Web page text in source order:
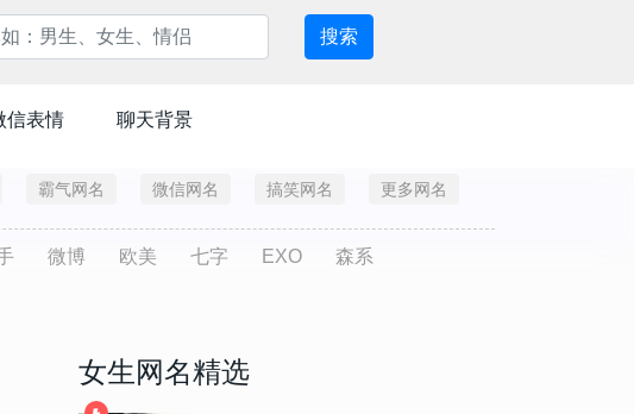
搜索
信表情 聊天背景
霸气网名 微信网名 搞笑网名 更多网名
微博 欧美 七字 EXO 森系
女生网名精选